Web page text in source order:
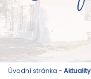
Úvodní stránka - Aktuality